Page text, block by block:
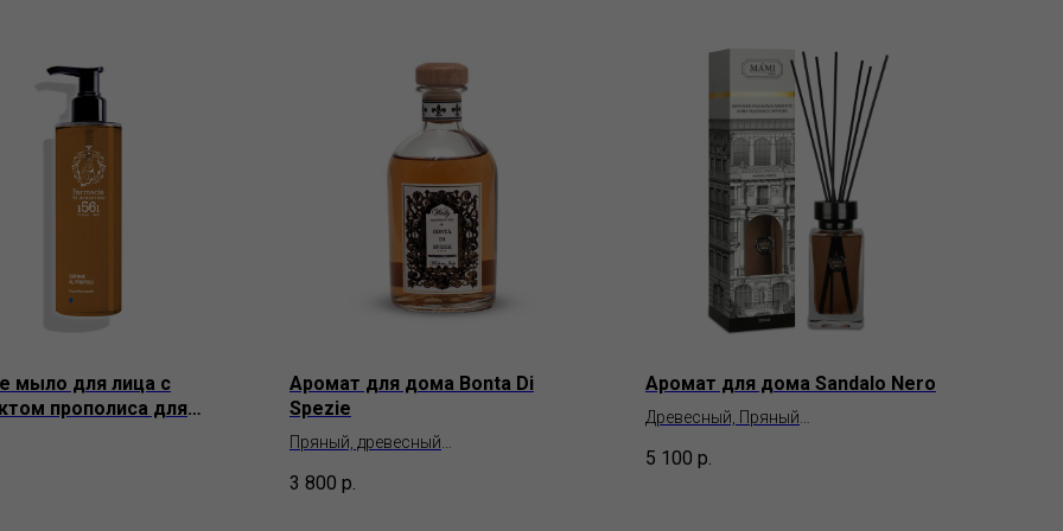
мыло для лица с
прополиса для
Аромат для дома Bonta Di
Spezie
Пряный, древесный
3 800 р.
Аромат для дома Sandalo Nero
Древесный, Пряный
5 100 р.